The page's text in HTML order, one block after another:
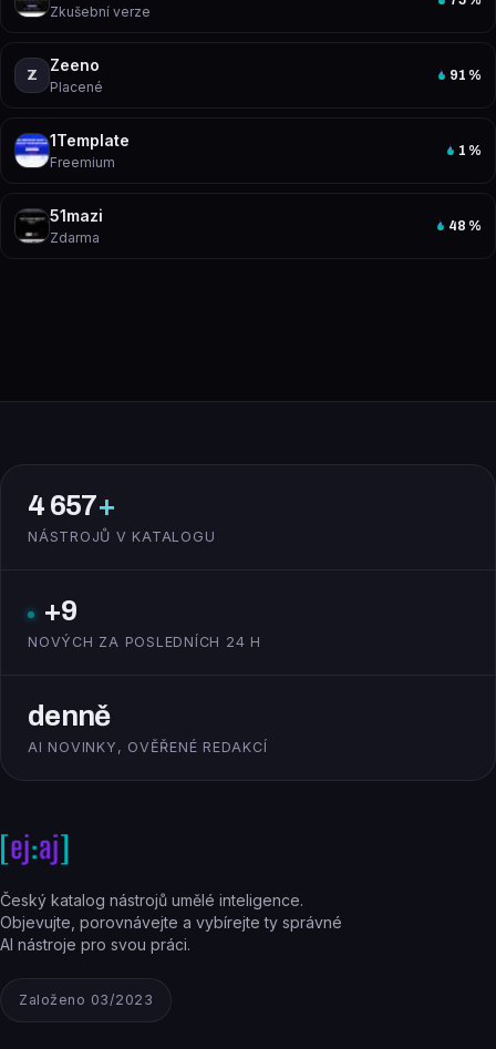
Zkušební verze
Z
Zeeno
Placené
91 %
1Template
Freemium
1 %
51mazi
Zdarma
48 %
4 657+
NÁSTROJŮ V KATALOGU
+9
NOVÝCH ZA POSLEDNÍCH 24 H
denně
AI NOVINKY, OVĚŘENÉ REDAKCÍ
Český katalog nástrojů umělé inteligence.
Objevujte, porovnávejte a vybírejte ty správné
AI nástroje pro svou práci.
Založeno 03/2023